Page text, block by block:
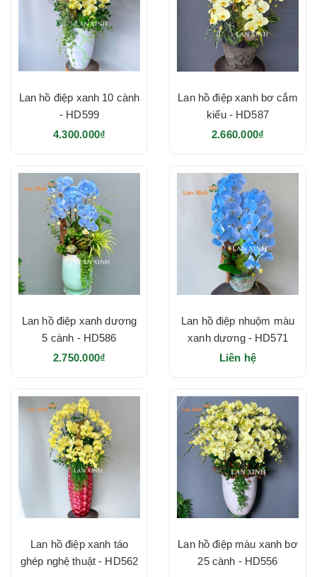
Lan hồ điệp xanh 10 cành
- HD599
4.300.000₫
Lan hồ điệp xanh bơ cắm
kiểu - HD587
2.660.000₫
Lan hồ điệp xanh dương
5 cành - HD586
2.750.000₫
Lan hồ điệp nhuộm màu
xanh dương - HD571
Liên hệ
Lan hồ điệp xanh táo
ghép nghệ thuật - HD562
Lan hồ điệp màu xanh bơ
25 cành - HD556